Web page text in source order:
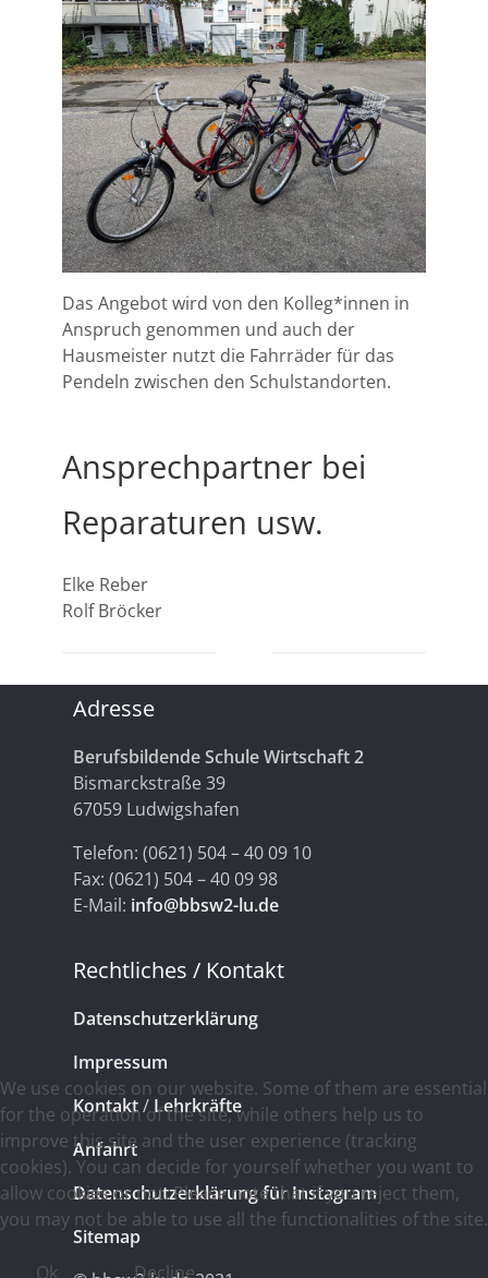
Das Angebot wird von den Kolleg*innen in
Anspruch genommen und auch der
Hausmeister nutzt die Fahrräder für das
Pendeln zwischen den Schulstandorten.
Ansprechpartner bei
Reparaturen usw.
Elke Reber
Rolf Bröcker
Adresse
Berufsbildende Schule Wirtschaft 2
Bismarckstraße 39
67059 Ludwigshafen
Telefon: (0621) 504 – 40 09 10
Fax: (0621) 504 – 40 09 98
E-Mail: info@bbsw2-lu.de
Rechtliches / Kontakt
Datenschutzerklärung
Impressum
Kontakt/Lehrkräfte
Anfahrt
Datenschutzerklärung für Instagram
Sitemap
We use cookies on our website. Some of them are essential
for the operation of the site, while others help us to
improve this site and the user experience (tracking
cookies). You can decide for yourself whether you want to
allow cookies or not. Please note that if you reject them,
you may not be able to use all the functionalities of the site.
Ok Decline